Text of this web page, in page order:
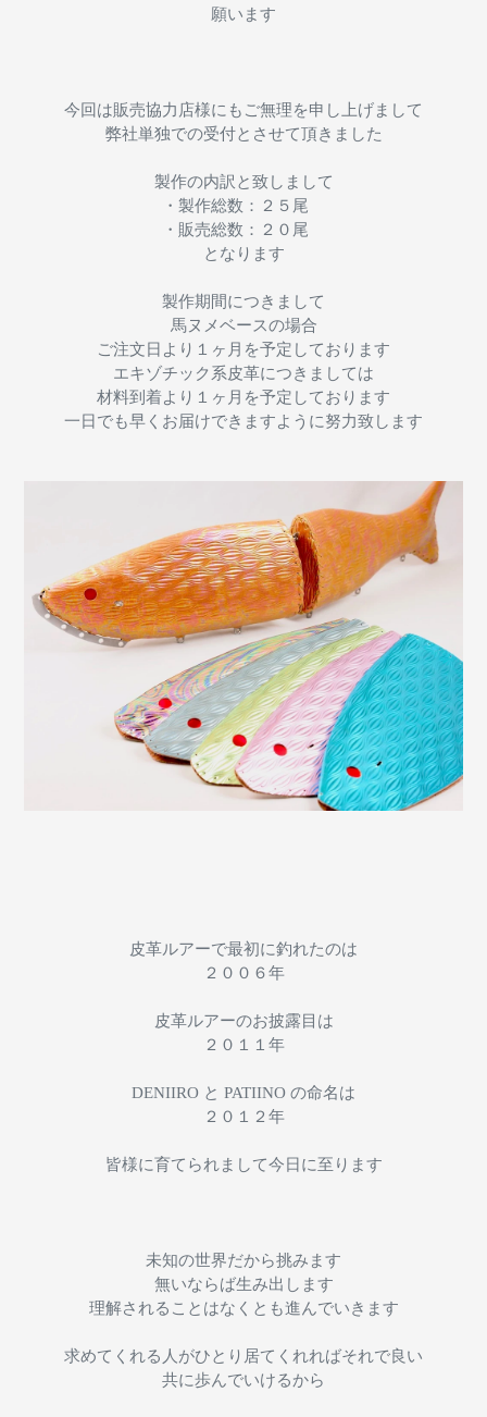
願います
今回は販売協力店様にもご無理を申し上げまして
弊社単独での受付とさせて頂きました
製作の内訳と致しまして
・製作総数：２５尾
・販売総数：２０尾
となります
製作期間につきまして
馬ヌメベースの場合
ご注文日より１ヶ月を予定しております
エキゾチック系皮革につきましては
材料到着より１ヶ月を予定しております
一日でも早くお届けできますように努力致します
皮革ルアーで最初に釣れたのは
２００６年
皮革ルアーのお披露目は
２０１１年
DENIIRO と PATIINO の命名は
２０１２年
皆様に育てられまして今日に至ります
未知の世界だから挑みます
無いならば生み出します
理解されることはなくとも進んでいきます
求めてくれる人がひとり居てくれればそれで良い
共に歩んでいけるから